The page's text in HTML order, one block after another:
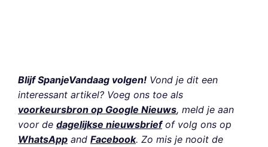
Blijf SpanjeVandaag volgen! Vond je dit een
interessant artikel? Voeg ons toe als
voorkeursbron op Google Nieuws, meld je aan
voor de dagelijkse nieuwsbriefof volg ons op
WhatsApp and Facebook. Zo mis je nooit de